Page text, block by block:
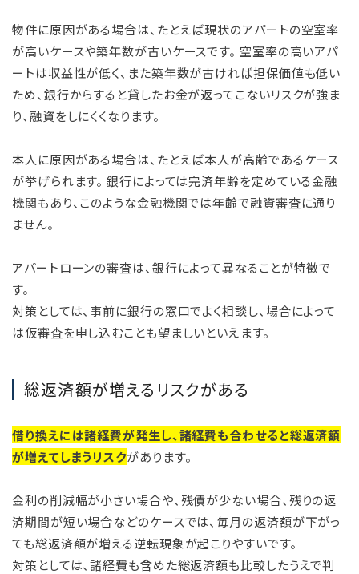
物件に原因がある場合は、たとえば現状のアパートの空室率
が高いケースや築年数が古いケースです。 空室率の高いアパ
ートは収益性が低く、また築年数が古ければ担保価値も低い
ため、銀行からすると貸したお金が返ってこないリスクが強ま
り、融資をしにくくなります。
本人に原因がある場合は、たとえば本人が高齢であるケース
が挙げられます。 銀行によっては完済年齢を定めている金融
機関もあり、このような金融機関では年齢で融資審査に通り
ません。
アパートローンの審査は、銀行によって異なることが特徴で
す。
対策としては、事前に銀行の窓口でよく相談し、場合によって
は仮審査を申し込むことも望ましいといえます。
総返済額が増えるリスクがある
借り換えには諸経費が発生し、諸経費も合わせると総返済額
が増えてしまうリスクがあります。
金利の削減幅が小さい場合や、残債が少ない場合、残りの返
済期間が短い場合などのケースでは、毎月の返済額が下がっ
ても総返済額が増える逆転現象が起こりやすいです。
対策としては、諸経費も含めた総返済額も比較したうえで判